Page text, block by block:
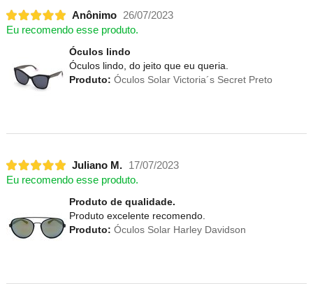
Anônimo
26/07/2023
Eu recomendo esse produto.
Óculos lindo
Óculos lindo, do jeito que eu queria.
Produto: Óculos Solar Victoria´s Secret Preto
Juliano M.
17/07/2023
Eu recomendo esse produto.
Produto de qualidade.
Produto excelente recomendo.
Produto: Óculos Solar Harley Davidson